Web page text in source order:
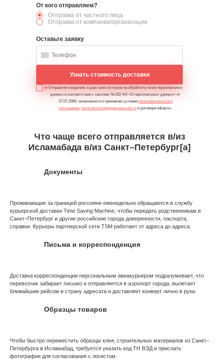
От кого отправляем?
Отправка от частного лица
Отправка от компании/организации
Оставьте заявку
Узнать стоимость доставки
Отправляя сведения, я даю свое согласие на обработку моих персональных
данных в соответствии с законом №152-ФЗ «О персональных данных» от
27.07.2006, ознакомился и принимаю условия пользовательского
соглашения, политики конфиденциальности и договора оферты.
Что чаще всего отправляется в/из
Исламабада в/из Санкт–Петербург[а]
Документы
Проживающие за границей россияне еженедельно обращаются в службу
курьерской доставки Time Saving Machine, чтобы передать родственникам в
Санкт–Петербург и другие российские города доверенности, паспорта,
справки. Курьеры партнерской сети TSM работают от адреса до адреса.
Письма и корреспонденция
Доставка корреспонденции персональным авиакурьером подразумевает, что
перевозчик забирает письмо и отправляется в аэропорт города, вылетает
ближайшим рейсом в страну адресата и доставляет конверт лично в руки.
Образцы товаров
Чтобы быстро переместить образцы клея, строительных материалов из Санкт–
Петербурга в Исламабад, требуется указать код ТН ВЭД и прислать
фотографии для согласования с логистом.